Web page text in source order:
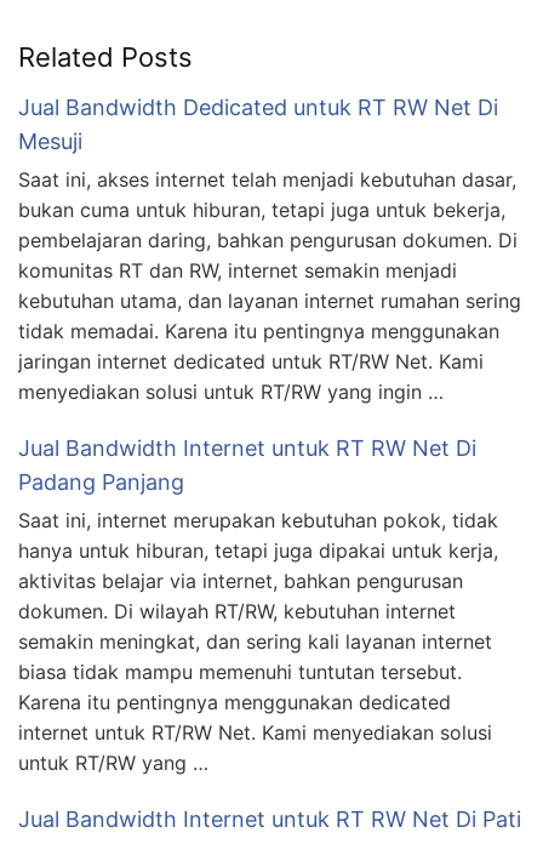
Related Posts
Jual Bandwidth Dedicated untuk RT RW Net Di
Mesuji
Saat ini, akses internet telah menjadi kebutuhan dasar,
bukan cuma untuk hiburan, tetapi juga untuk bekerja,
pembelajaran daring, bahkan pengurusan dokumen. Di
komunitas RT dan RW, internet semakin menjadi
kebutuhan utama, dan layanan internet rumahan sering
tidak memadai. Karena itu pentingnya menggunakan
jaringan internet dedicated untuk RT/RW Net. Kami
menyediakan solusi untuk RT/RW yang ingin …
Jual Bandwidth Internet untuk RT RW Net Di
Padang Panjang
Saat ini, internet merupakan kebutuhan pokok, tidak
hanya untuk hiburan, tetapi juga dipakai untuk kerja,
aktivitas belajar via internet, bahkan pengurusan
dokumen. Di wilayah RT/RW, kebutuhan internet
semakin meningkat, dan sering kali layanan internet
biasa tidak mampu memenuhi tuntutan tersebut.
Karena itu pentingnya menggunakan dedicated
internet untuk RT/RW Net. Kami menyediakan solusi
untuk RT/RW yang …
Jual Bandwidth Internet untuk RT RW Net Di Pati